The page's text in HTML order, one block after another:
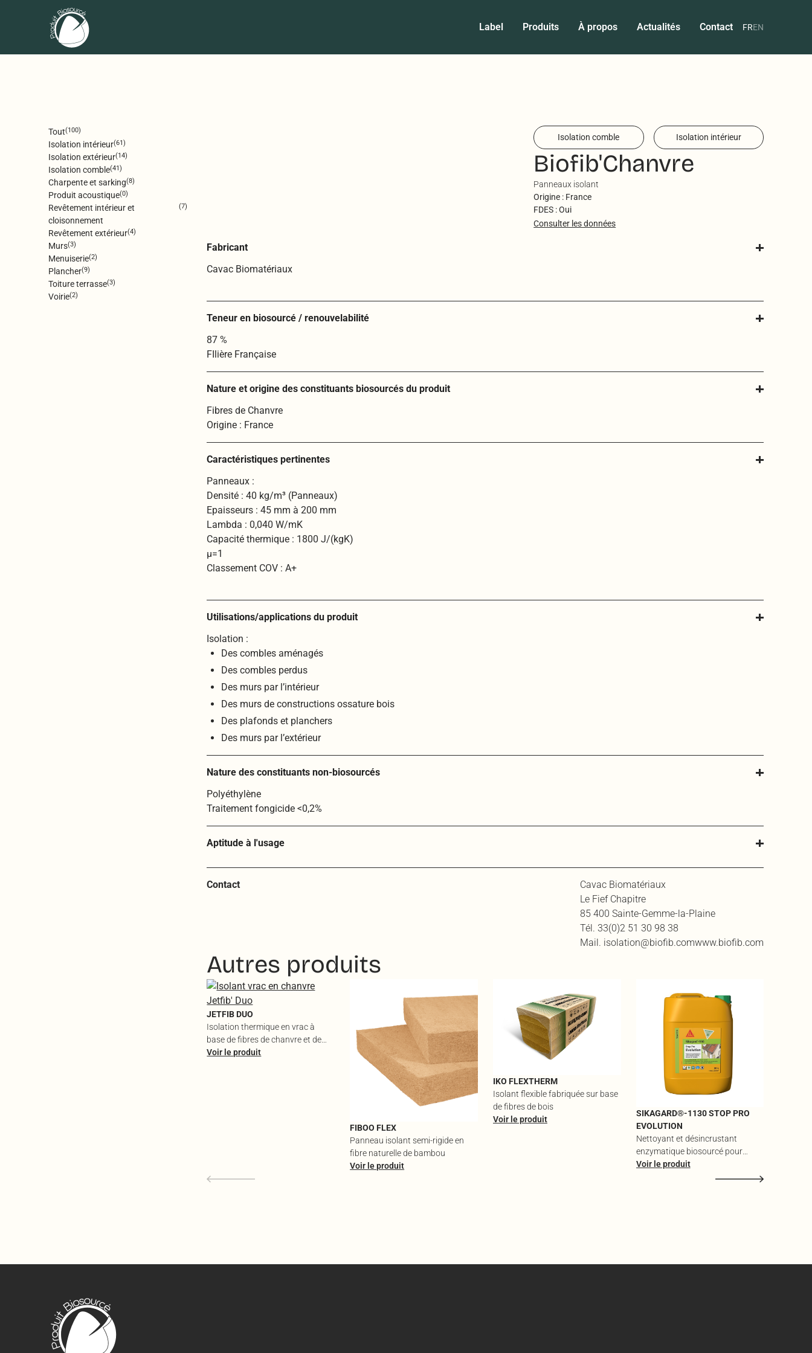
Label Produits À propos Actualités Contact FREN
Tout(100)
Isolation intérieur(61)
Isolation extérieur(14)
Isolation comble(41)
Charpente et sarking(8)
Produit acoustique(0)
Revêtement intérieur et
cloisonnement
(7)
Revêtement extérieur(4)
Murs(3)
Menuiserie(2)
Plancher(9)
Toiture terrasse(3)
Voirie(2)
Isolation comble Isolation intérieur
Biofib'Chanvre
Panneaux isolant
Origine : France
FDES : Oui
Consulter les données
Fabricant
Cavac Biomatériaux
Teneur en biosourcé / renouvelabilité
87 %
FIlière Française
Nature et origine des constituants biosourcés du produit
Fibres de Chanvre
Origine : France
Caractéristiques pertinentes
Panneaux :
Densité : 40 kg/m³ (Panneaux)
Epaisseurs : 45 mm à 200 mm
Lambda : 0,040 W/mK
Capacité thermique : 1800 J/(kgK)
µ=1
Classement COV : A+
Utilisations/applications du produit
Isolation :
Des combles aménagés
Des combles perdus
Des murs par l’intérieur
Des murs de constructions ossature bois
Des plafonds et planchers
Des murs par l’extérieur
Nature des constituants non-biosourcés
Polyéthylène
Traitement fongicide <0,2%
Aptitude à l'usage
Contact
Cavac Biomatériaux
Le Fief Chapitre
85 400 Sainte-Gemme-la-Plaine
Tél. 33(0)2 51 30 98 38
Mail. isolation@biofib.comwww.biofib.com
Autres produits
JETFIB DUO
Isolation thermique en vrac à
base de fibres de chanvre et de
textile recyclé
Voir le produit
FIBOO FLEX
Panneau isolant semi-rigide en
fibre naturelle de bambou
Voir le produit
IKO FLEXTHERM
Isolant flexible fabriquée sur base
de fibres de bois
Voir le produit
SIKAGARD®-1130 STOP PRO
EVOLUTION
Nettoyant et désincrustant
enzymatique biosourcé pour
traces vertes, rouges et noires
Voir le produit